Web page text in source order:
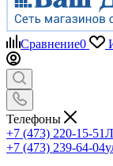
Сравнение0
Телефоны
+7 (473) 220-15-51
+7 (473) 239-64-04